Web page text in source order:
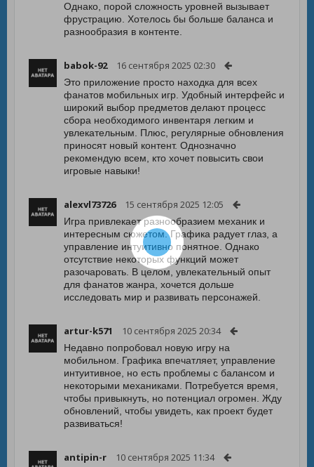
Однако, порой сложность уровней вызывает
фрустрацию. Хотелось бы больше баланса и
разнообразия в контенте.
babok-92 16 сентября 2025 02:30
Это приложение просто находка для всех
фанатов мобильных игр. Удобный интерфейс и
широкий выбор предметов делают процесс
сбора необходимого инвентаря легким и
увлекательным. Плюс, регулярные обновления
приносят новый контент. Однозначно
рекомендую всем, кто хочет повысить свои
игровые навыки!
alexvl73726 15 сентября 2025 12:05
Игра привлекает разнообразием механик и
интересным сюжетом. Графика радует глаз, а
управление интуитивно понятное. Однако
отсутствие некоторых функций может
разочаровать. В целом, увлекательный опыт
для фанатов жанра, хочется дольше
исследовать мир и развивать персонажей.
artur-k571 10 сентября 2025 20:34
Недавно попробовал новую игру на
мобильном. Графика впечатляет, управление
интуитивное, но есть проблемы с балансом и
некоторыми механиками. Потребуется время,
чтобы привыкнуть, но потенциал огромен. Жду
обновлений, чтобы увидеть, как проект будет
развиваться!
antipin-r 10 сентября 2025 11:34